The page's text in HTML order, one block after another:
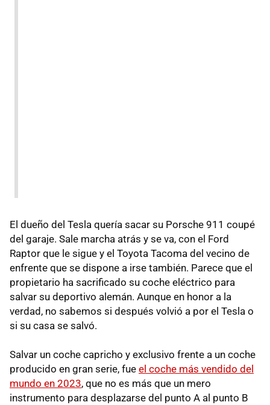
El dueño del Tesla quería sacar su Porsche 911 coupé
del garaje. Sale marcha atrás y se va, con el Ford
Raptor que le sigue y el Toyota Tacoma del vecino de
enfrente que se dispone a irse también. Parece que el
propietario ha sacrificado su coche eléctrico para
salvar su deportivo alemán. Aunque en honor a la
verdad, no sabemos si después volvió a por el Tesla o
si su casa se salvó.
Salvar un coche capricho y exclusivo frente a un coche
producido en gran serie, fue el coche más vendido del
mundo en 2023, que no es más que un mero
instrumento para desplazarse del punto A al punto B